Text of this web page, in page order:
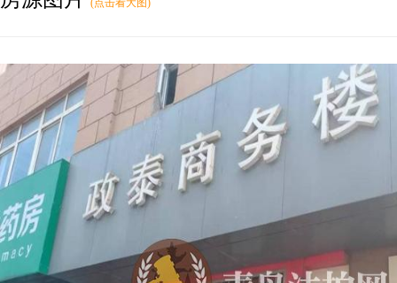
(点击看大图)